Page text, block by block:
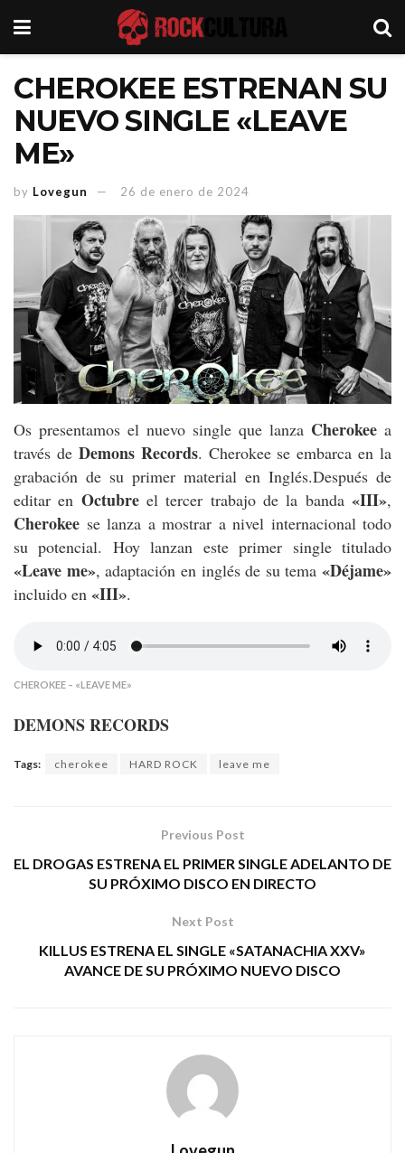
CHEROKEE ESTRENAN SU
NUEVO SINGLE «LEAVE
ME»
by Lovegun 26 de enero de 2024
Os presentamos el nuevo single que lanza Cherokee a
través de Demons Records. Cherokee se embarca en la
grabación de su primer material en Inglés.Después de
editar en Octubreel tercer trabajo de la banda«III»,
Cherokee se lanza a mostrar a nivel internacional todo
su potencial. Hoy lanzan este primer single titulado
«Leave me», adaptación en inglés de su tema «Déjame»
incluido en «III».
CHEROKEE – «LEAVE ME»
DEMONS RECORDS
Tags: cherokee HARD ROCK leave me
Previous Post
EL DROGAS ESTRENA EL PRIMER SINGLE ADELANTO DE
SU PRÓXIMO DISCO EN DIRECTO
Next Post
KILLUS ESTRENA EL SINGLE «SATANACHIA XXV»
AVANCE DE SU PRÓXIMO NUEVO DISCO